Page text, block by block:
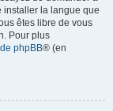
installer la langue que
êtes libre de vous
Pour plus
phpBB® (en